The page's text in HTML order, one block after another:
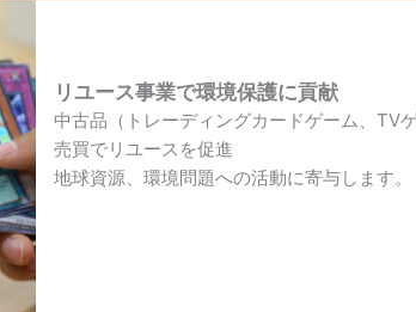
リユース事業で環境保護に貢献
中古品（トレーディングカードゲーム、TV
売買でリユースを促進
地球資源、環境問題への活動に寄与します。